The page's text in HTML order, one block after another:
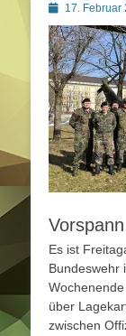
Posted
on
17. Februar
Es ist
Bundeswehr
über
zwischen